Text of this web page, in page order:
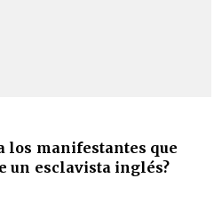
los manifestantes que
un esclavista inglés?